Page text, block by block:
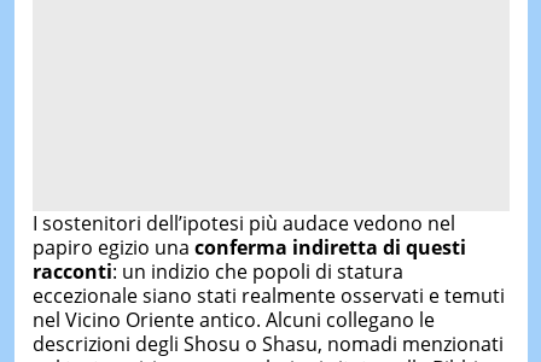
I sostenitori dell’ipotesi più audace vedono nel
papiro egizio una conferma indiretta di questi
racconti: un indizio che popoli di statura
eccezionale siano stati realmente osservati e temuti
nel Vicino Oriente antico. Alcuni collegano le
descrizioni degli Shosu o Shasu, nomadi menzionati